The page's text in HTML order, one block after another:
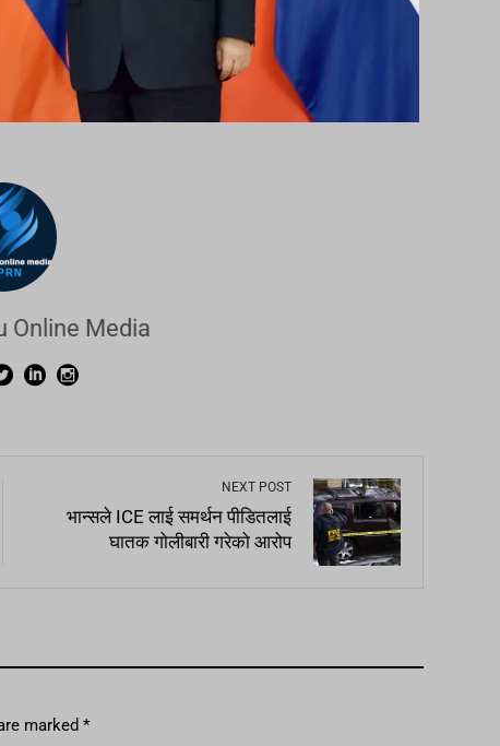
Online Media
NEXT POST
भान्सले ICE लाई समर्थन पीडितलाई
घातक गोलीबारी गरेको आरोप
marked *